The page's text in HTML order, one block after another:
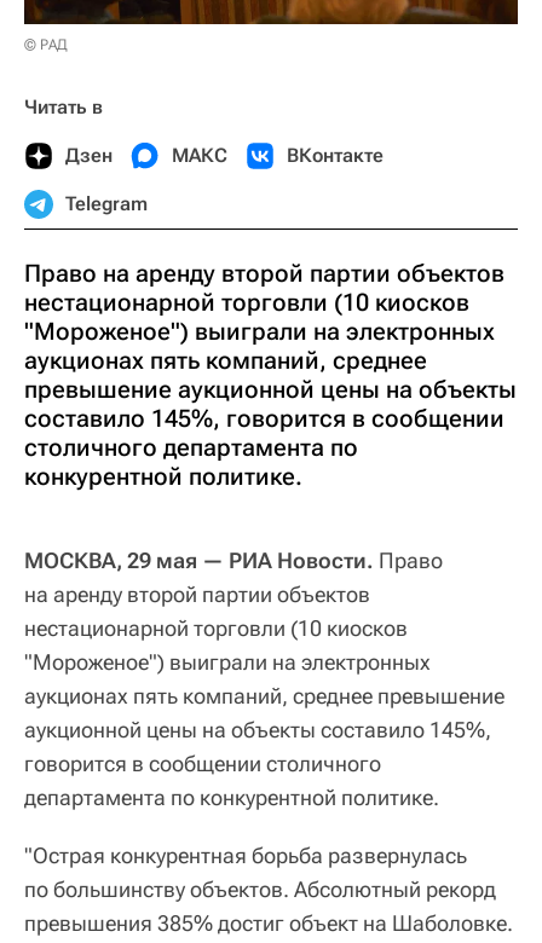
© РАД
Читать в
Дзен МАКС ВКонтакте
Telegram
Право на аренду второй партии объектов
нестационарной торговли (10 киосков
"Мороженое") выиграли на электронных
аукционах пять компаний, среднее
превышение аукционной цены на объекты
составило 145%, говорится в сообщении
столичного департамента по
конкурентной политике.
МОСКВА, 29 мая — РИА Новости. Право
на аренду второй партии объектов
нестационарной торговли (10 киосков
"Мороженое") выиграли на электронных
аукционах пять компаний, среднее превышение
аукционной цены на объекты составило 145%,
говорится в сообщении столичного
департамента по конкурентной политике.
"Острая конкурентная борьба развернулась
по большинству объектов. Абсолютный рекорд
превышения 385% достиг объект на Шаболовке.